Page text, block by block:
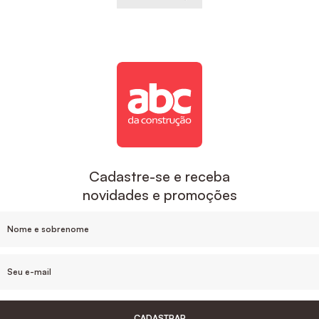
Cadastre-se e receba
novidades e promoções